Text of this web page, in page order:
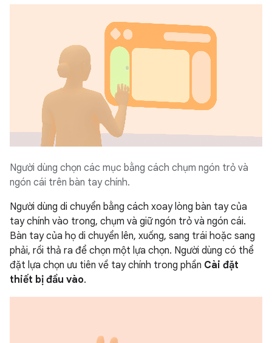
Người dùng chọn các mục bằng cách chụm ngón trỏ và
ngón cái trên bàn tay chính.
Người dùng di chuyển bằng cách xoay lòng bàn tay của
tay chính vào trong, chụm và giữ ngón trỏ và ngón cái.
Bàn tay của họ di chuyển lên, xuống, sang trái hoặc sang
phải, rồi thả ra để chọn một lựa chọn. Người dùng có thể
đặt lựa chọn ưu tiên về tay chính trong phần Cài đặt
thiết bị đầu vào.